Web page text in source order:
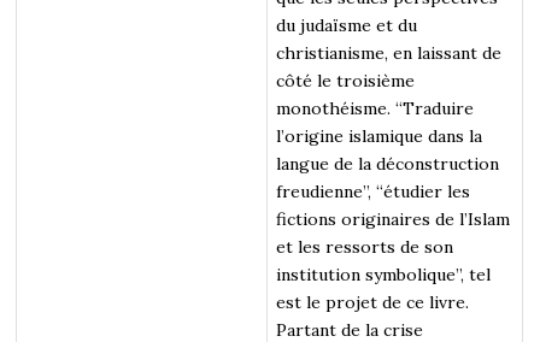
du judaïsme et du
christianisme, en laissant de
côté le troisième
monothéisme. “Traduire
l’origine islamique dans la
langue de la déconstruction
freudienne”, “étudier les
fictions originaires de l’Islam
et les ressorts de son
institution symbolique”, tel
est le projet de ce livre.
Partant de la crise